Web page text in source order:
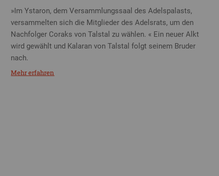
»Im Ystaron, dem Versammlungssaal des Adelspalasts,
versammelten sich die Mitglieder des Adelsrats, um den
Nachfolger Coraks von Talstal zu wählen. « Ein neuer Alkt
wird gewählt und Kalaran von Talstal folgt seinem Bruder
nach.
Mehr erfahren